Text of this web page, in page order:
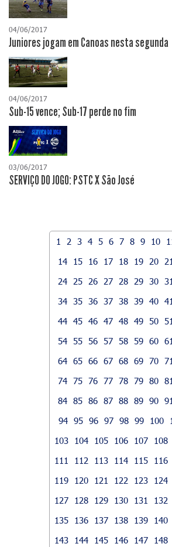
04/06/2017
Juniores jogam em Canoas nesta segunda
04/06/2017
Sub-15 vence; Sub-17 perde no fim
03/06/2017
SERVIÇO DO JOGO: PSTC X São José
1 2 3 4 5 6 7 8 9 10
14
15 16 17 18 19 20 21
24
25 26 27 28 29 30 31
34 35 36 37 38 39 40 41
44 45 46 47 48 49 50 51
54 55 56 57 58 59 60 61
64 65 66 67 68 69 70 71
74 75 76 77 78 79 80 81
84 85 86 87 88 89 90 91
94 95 96 97 98 99 100
103
104 105 106 107 108
111
112 113 114 115 116
119
120 121 122 123 124
127
128 129 130 131 132
135
136 137 138 139 140
143
144 145 146 147 148